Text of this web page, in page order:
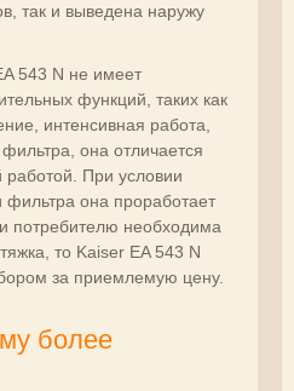
так и выведена наружу
543 N не имеет
функций, таких как
интенсивная работа,
она отличается
При условии
фильтра она проработает
потребителю необходима
то Kaiser EA 543 N
за приемлемую цену.
более